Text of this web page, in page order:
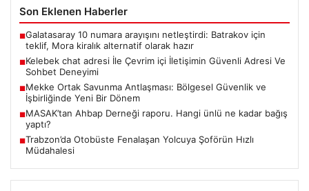
Son Eklenen Haberler
■Galatasaray 10 numara arayışını netleştirdi: Batrakov için
teklif, Mora kiralık alternatif olarak hazır
■Kelebek chat adresi İle Çevrim içi İletişimin Güvenli Adresi Ve
Sohbet Deneyimi
■Mekke Ortak Savunma Antlaşması: Bölgesel Güvenlik ve
İşbirliğinde Yeni Bir Dönem
■MASAK’tan Ahbap Derneği raporu. Hangi ünlü ne kadar bağış
yaptı?
■Trabzon’da Otobüste Fenalaşan Yolcuya Şoförün Hızlı
Müdahalesi